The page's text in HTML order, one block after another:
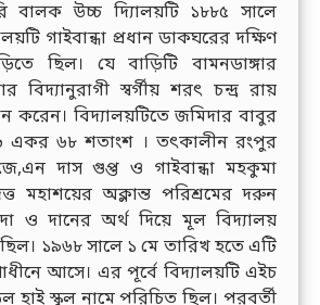
বালক উচ্চ দ্যিালয়টি ১৮৮৫ সালে
গাইবান্ধা প্রধান ডাকঘরের দক্ষিণ
ছিল। যে বাড়িটি বামনডাঙ্গার
বিদ্যানুরাগী স্বর্গীয় শরৎ চন্দ্র রায়
করেন। বিদ্যালয়টিতে জমিদার বাবুর
একর ৬৮ শতাংশ । তৎকালীন রংপুর
দাস গুপ্ত ও গাইবান্ধা মহকুমা
মহাশয়ের অক্লান্ত পরিশ্রমের দরুন
ও দানের অর্থ দিয়ে মূল বিদ্যালয়
১৯৬৮ সালে ১ মে তারিখ হতে এটি
আসে। এর পূর্বে বিদ্যালয়টি এইচ
স্কুল নামে পরিচিত ছিল। পরবর্তী